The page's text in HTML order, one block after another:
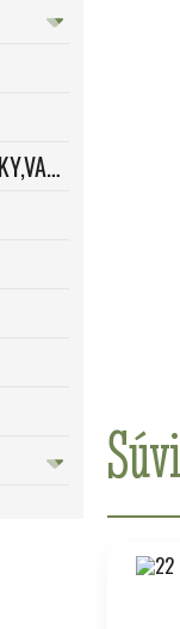
BATOHY,TAŠKY,POSEDOVÉ VAKY,VAKY